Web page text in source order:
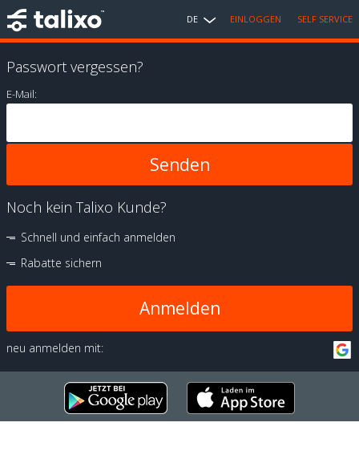
DE EINLOGGEN SELF SERVICE
Passwort vergessen?
E-Mail:
Noch kein Talixo Kunde?
Schnell und einfach anmelden
Rabatte sichern
Anmelden
neu anmelden mit: